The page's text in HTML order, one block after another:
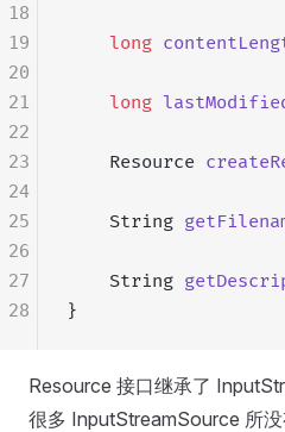
    long
    long
    Resource
    String
    String
}
18
19
20
21
22
23
24
25
26
27
28
Resource 接口继承了
很多 InputStreamSource 所没